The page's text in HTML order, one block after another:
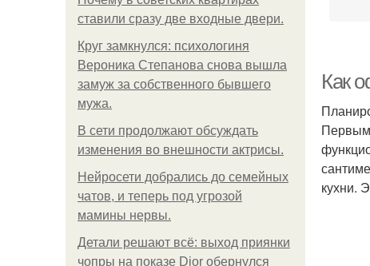
ставили сразу две входные двери.
Круг замкнулся: психологиня
Вероника Степанова снова вышла
замуж за собственного бывшего
мужа.
В сети продолжают обсуждать
изменения во внешности актрисы.
Нейросети добрались до семейных
чатов, и теперь под угрозой
мамины нервы.
Детали решают всё: выход приянки
чопры на показе Dior обернулся
Как
Первым
кухни.